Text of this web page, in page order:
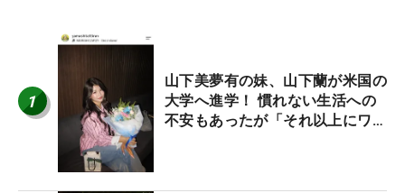
1
山下美夢有の妹、山下蘭が米国の
大学へ進学！ 慣れない生活への
不安もあったが「それ以上にワク